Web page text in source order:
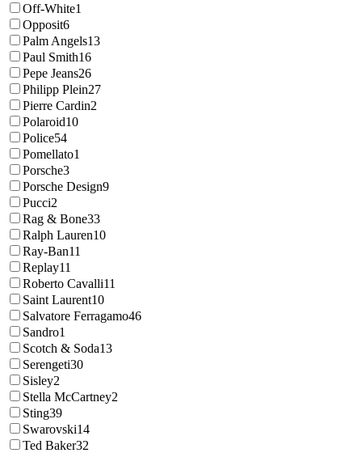
Off-White1
Opposit6
Palm Angels13
Paul Smith16
Pepe Jeans26
Philipp Plein27
Pierre Cardin2
Polaroid10
Police54
Pomellato1
Porsche3
Porsche Design9
Pucci2
Rag & Bone33
Ralph Lauren10
Ray-Ban11
Replay11
Roberto Cavalli11
Saint Laurent10
Salvatore Ferragamo46
Sandro1
Scotch & Soda13
Serengeti30
Sisley2
Stella McCartney2
Sting39
Swarovski14
Ted Baker32